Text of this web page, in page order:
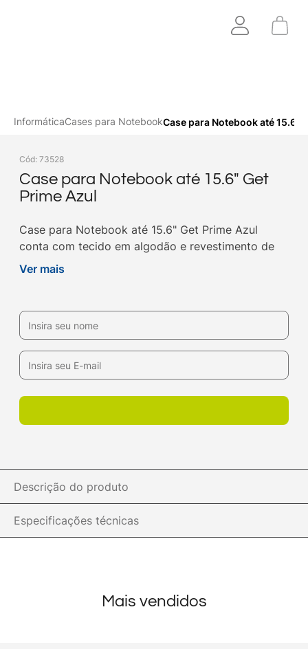
InformáticaCases para NotebookCase para Notebook até 15.6"
Cód: 73528
Case para Notebook até 15.6" Get
Prime Azul
Case para Notebook até 15.6" Get Prime Azul
conta com tecido em algodão e revestimento de
PVC e poliéster, para notebooks até 15.6". Compre
Ver mais
Descrição do produto
Especificações técnicas
Mais vendidos